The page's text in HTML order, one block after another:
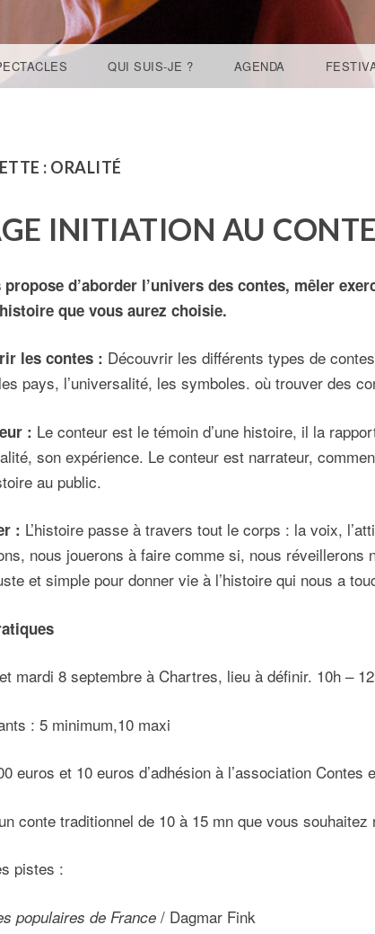
QUI SUIS-JE ? AGENDA
: ORALITÉ
INITIATION AU CONTE
propose d’aborder l’univers des contes, mêler
que vous aurez choisie.
les contes : Découvrir les différents types de
pays, l’universalité, les symboles. où trouver des
: Le conteur est le témoin d’une histoire, il la
son expérience. Le conteur est narrateur,
au public.
: L’histoire passe à travers tout le corps : la voix,
nous jouerons à faire comme si, nous réveillerons
et simple pour donner vie à l’histoire qui nous a
mardi 8 septembre à Chartres, lieu à définir. 10h –
: 5 minimum,10 maxi
euros et 10 euros d’adhésion à l’association Contes
conte traditionnel de 10 à 15 mn que vous souhaitez
pistes :
populaires de France / Dagmar Fink